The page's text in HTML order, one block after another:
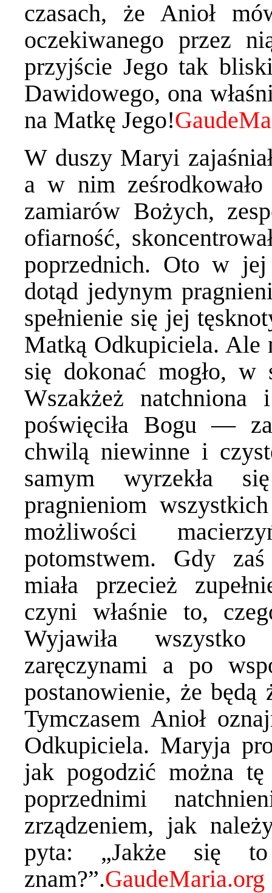
czasach, że Anioł
oczekiwanego przez
przyjście Jego tak
Dawidowego, ona
na Matkę Jego!
W duszy Maryi
a w nim
zamiarów Bożych,
ofiarność,
poprzednich. Oto w jej
dotąd jedynym
spełnienie się jej
Matką Odkupiciela. Ale
się dokonać mogło,
Wszakżeż
poświęciła Bogu —
chwilą niewinne i
samym wyrzekła
pragnieniom
możliwości
potomstwem. Gdy
miała przecież
czyni właśnie to,
Wyjawiła
zaręczynami a po
postanowienie, że
Tymczasem Anioł
Odkupiciela. Maryja
jak pogodzić można tę
poprzednimi
zrządzeniem, jak
pyta: „Jakże się
znam?”.